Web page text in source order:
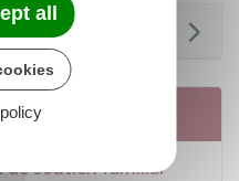
soutien familial
all